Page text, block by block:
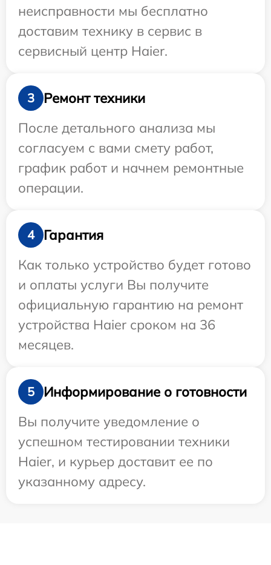
неисправности мы бесплатно
доставим технику в сервис в
сервисный центр Haier.
3
Ремонт техники
После детального анализа мы
согласуем с вами смету работ,
график работ и начнем ремонтные
операции.
4
Гарантия
Как только устройство будет готово
и оплаты услуги Вы получите
официальную гарантию на ремонт
устройства Haier сроком на 36
месяцев.
5
Информирование о готовности
Вы получите уведомление о
успешном тестировании техники
Haier, и курьер доставит ее по
указанному адресу.